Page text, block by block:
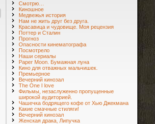
Смотрю…
Киношное
Медвежья история
Нам не жить друг без друга.
Красавица и чудовище. Моя рецензия
Поттер и Сталин
Прогноз
Опасности кинематографа
Посмотрело
Наши сериалы
Paper Moon. Бумажная луна
Кино для отважных мальчишек.
Премьерное
Вечерний кинозал
The One I love
Фильмы, незаслуженно пропущенные
широкой аудиторией.
Чашечка бодрящего кофе от Хью Джекмана
Какие смачные стиляги!
Вечерний кинозал
Женская драка, Липучка